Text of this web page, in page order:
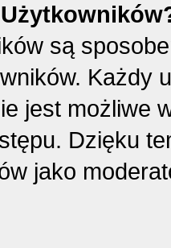
są
Każdy
jest możliwe
Dzięku
jako